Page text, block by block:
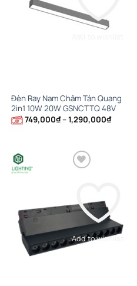
Đèn Ray Nam Châm Tán Quang
2in1 10W 20W GSNCTTQ 48V
749,000₫–1,290,000₫
giá:
Add to wishlist